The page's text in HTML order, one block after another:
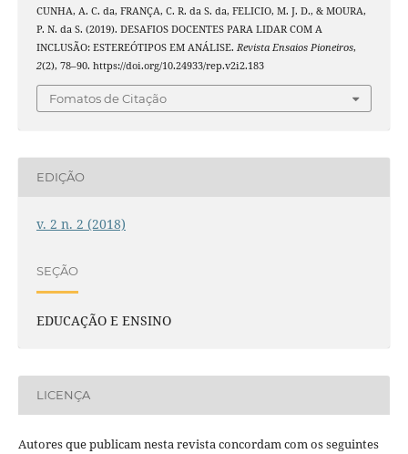
CUNHA, A. C. da, FRANÇA, C. R. da S. da, FELICIO, M. J. D., & MOURA,
P. N. da S. (2019). DESAFIOS DOCENTES PARA LIDAR COM A
INCLUSÃO: ESTEREÓTIPOS EM ANÁLISE. Revista Ensaios Pioneiros,
2(2), 78–90. https://doi.org/10.24933/rep.v2i2.183
Fomatos de Citação
EDIÇÃO
v. 2 n. 2 (2018)
SEÇÃO
EDUCAÇÃO E ENSINO
LICENÇA
Autores que publicam nesta revista concordam com os seguintes